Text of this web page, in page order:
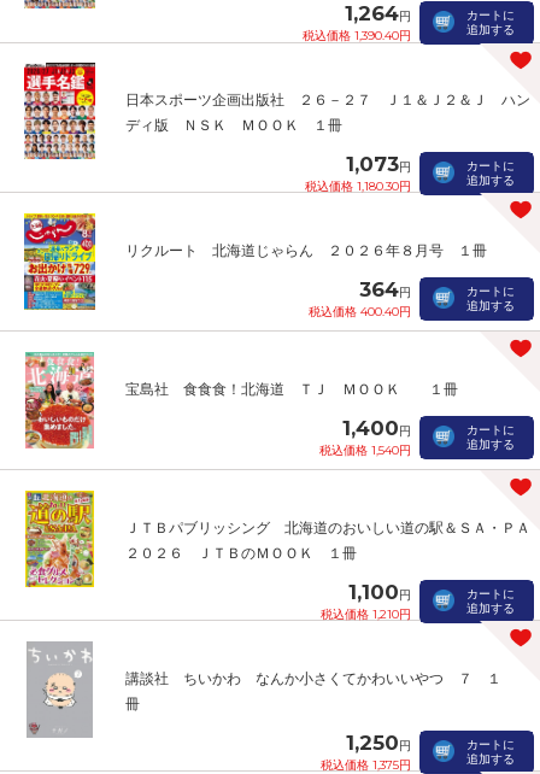
1,264円
税込価格 1,390.40円
カートに
追加する
日本スポーツ企画出版社 ２６－２７ Ｊ１＆Ｊ２＆Ｊ ハン
ディ版 ＮＳＫ ＭＯＯＫ １冊
1,073円
税込価格 1,180.30円
カートに
追加する
リクルート 北海道じゃらん ２０２６年８月号 １冊
364円
税込価格 400.40円
カートに
追加する
宝島社 食食食！北海道 ＴＪ ＭＯＯＫ １冊
1,400円
税込価格 1,540円
カートに
追加する
ＪＴＢパブリッシング 北海道のおいしい道の駅＆ＳＡ・ＰＡ
２０２６ ＪＴＢのＭＯＯＫ １冊
1,100円
税込価格 1,210円
カートに
追加する
講談社 ちいかわ なんか小さくてかわいいやつ ７ １
冊
1,250円
税込価格 1,375円
カートに
追加する